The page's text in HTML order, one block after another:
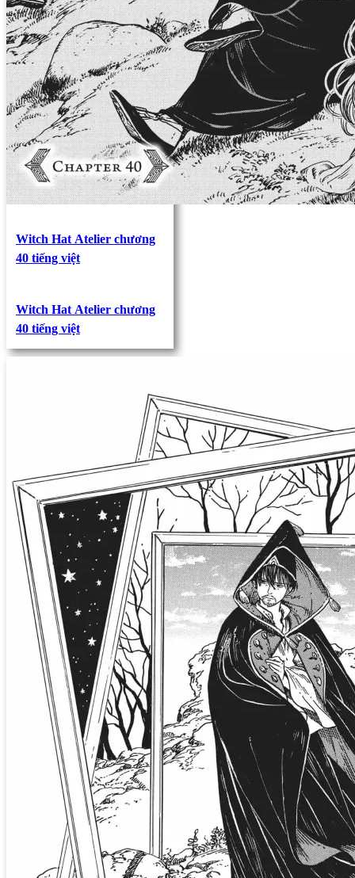
Witch Hat Atelier chương
40 tiếng việt
Witch Hat Atelier chương
40 tiếng việt